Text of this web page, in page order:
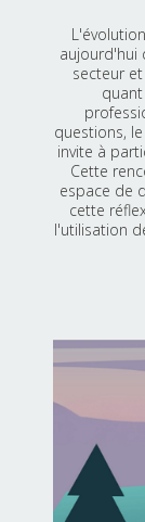
aujourd'hui
secteur
questions,
invite à
Cette
espace de
cette
l'utilisation